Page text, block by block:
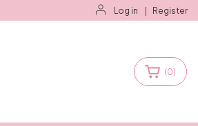
Log in Register
(0)